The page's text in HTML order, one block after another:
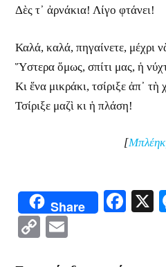
Δὲς τ᾿ ἀρνάκια! Λίγο φτάνει!
Καλά, καλά, πηγαίνετε, μέχρι
Ὕστερα ὅμως, σπίτι μας, ἡ
Κι ἕνα μικράκι, τσίριξε ἀπ᾿
Τσίριξε μαζὶ κι ἡ πλάση!
[
Share
Copy